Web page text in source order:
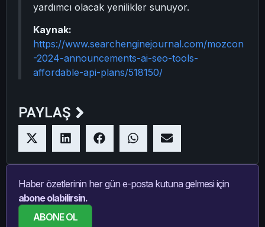
yardımcı olacak yenilikler sunuyor.
Kaynak:
https://www.searchenginejournal.com/mozcon
-2024-announcements-ai-seo-tools-
affordable-api-plans/518150/
PAYLAŞ
Haber özetlerinin her gün e-posta kutuna gelmesi için
abone olabilirsin.
ABONE OL